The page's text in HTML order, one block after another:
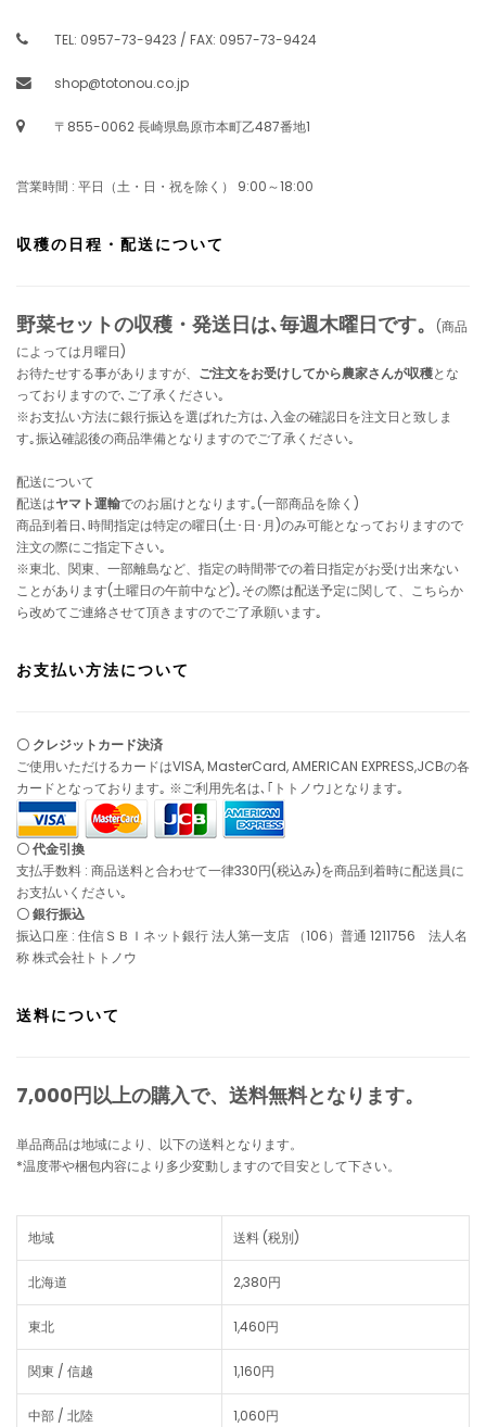
TEL: 0957-73-9423 / FAX: 0957-73-9424
shop@totonou.co.jp
〒855-0062 長崎県島原市本町乙487番地1
営業時間 : 平日（土・日・祝を除く） 9:00～18:00
収穫の日程・配送について
野菜セットの収穫・発送日は､毎週木曜日です。
(商品
によっては月曜日)
お待たせする事がありますが、 ご注文をお受けしてから農家さんが収穫とな
っておりますので､ご了承ください｡
※お支払い方法に銀行振込を選ばれた方は､入金の確認日を注文日と致しま
す｡振込確認後の商品準備となりますのでご了承ください｡
配送について
配送はヤマト運輸でのお届けとなります｡(一部商品を除く)
商品到着日､時間指定は特定の曜日(土･日･月)のみ可能となっておりますので
注文の際にご指定下さい｡
※東北、関東、一部離島など、指定の時間帯での着日指定がお受け出来ない
ことがあります(土曜日の午前中など)｡その際は配送予定に関して、こちらか
ら改めてご連絡させて頂きますのでご了承願います｡
お支払い方法について
〇 クレジットカード決済
ご使用いただけるカードはVISA, MasterCard, AMERICAN EXPRESS,JCBの各
カードとなっております｡ ※ご利用先名は､｢トトノウ｣となります｡
〇 代金引換
支払手数料 : 商品送料と合わせて一律330円(税込み)を商品到着時に配送員に
お支払いください｡
〇 銀行振込
振込口座 : 住信ＳＢＩネット銀行 法人第一支店 （106）普通 1211756 法人名
称 株式会社トトノウ
送料について
7,000円以上の購入で、 送料無料となります。
単品商品は地域により、以下の送料となります。
*温度帯や梱包内容により多少変動しますので目安として下さい。
地域 送料 (税別)
北海道 2,380円
東北 1,460円
関東 / 信越 1,160円
中部 / 北陸 1,060円